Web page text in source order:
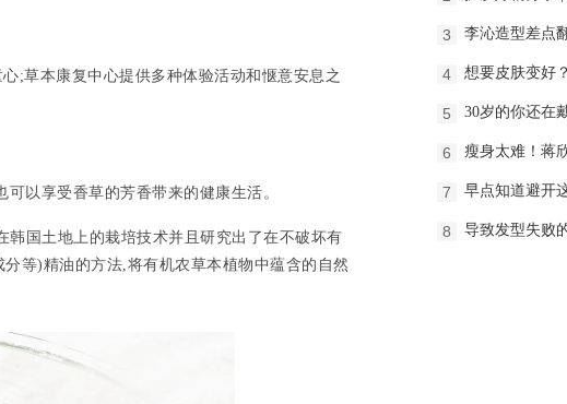
;草本康复中心提供多种体验活动和惬意安息之
以享受香草的芳香带来的健康生活。
国土地上的栽培技术并且研究出了在不破坏有
等)精油的方法,将有机农草本植物中蕴含的自然
3 李沁造型差点
4 想要皮肤变好
5 30岁的你还在
6 瘦身太难！蒋
7 早点知道避开
8 导致发型失败